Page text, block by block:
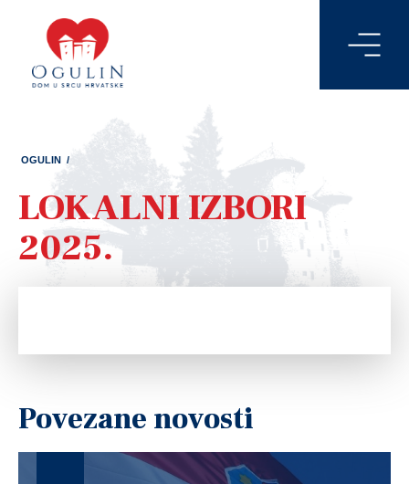
OGULIN /
LOKALNI IZBORI
2025.
Povezane novosti